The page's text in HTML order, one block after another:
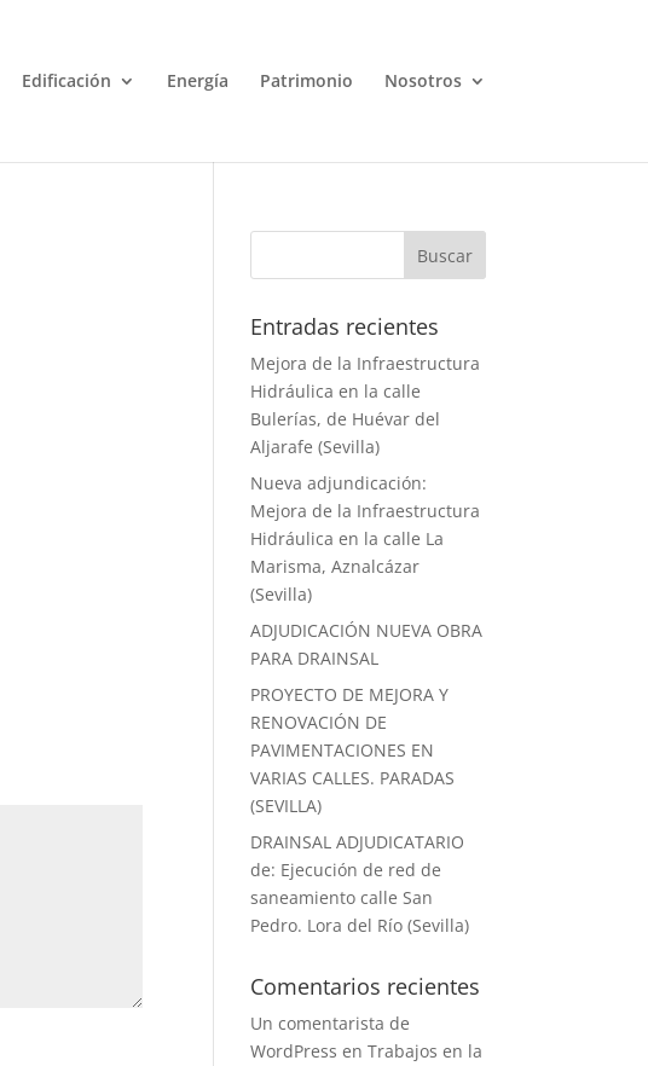
Edificación Energía Patrimonio Nosotros
Entradas recientes
Mejora de la Infraestructura
Hidráulica en la calle
Bulerías, de Huévar del
Aljarafe (Sevilla)
Nueva adjundicación:
Mejora de la Infraestructura
Hidráulica en la calle La
Marisma, Aznalcázar
(Sevilla)
ADJUDICACIÓN NUEVA OBRA
PARA DRAINSAL
PROYECTO DE MEJORA Y
RENOVACIÓN DE
PAVIMENTACIONES EN
VARIAS CALLES. PARADAS
(SEVILLA)
DRAINSAL ADJUDICATARIO
de: Ejecución de red de
saneamiento calle San
Pedro. Lora del Río (Sevilla)
Comentarios recientes
Un comentarista de
WordPress enTrabajos en la